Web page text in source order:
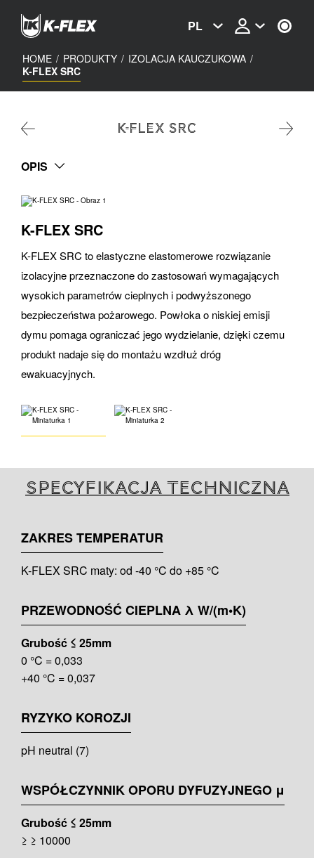
content
PL
HOME / PRODUKTY / IZOLACJA KAUCZUKOWA /
K-FLEX SRC
K-FLEX SRC
OPIS
K-FLEX SRC
K-FLEX SRC to elastyczne elastomerowe rozwiązanie
izolacyjne przeznaczone do zastosowań wymagających
wysokich parametrów cieplnych i podwyższonego
bezpieczeństwa pożarowego. Powłoka o niskiej emisji
dymu pomaga ograniczać jego wydzielanie, dzięki czemu
produkt nadaje się do montażu wzdłuż dróg
ewakuacyjnych.
Specyfikacja techniczna
ZAKRES TEMPERATUR
K-FLEX SRC maty: od -40 °C do +85 °C
PRZEWODNOŚĆ CIEPLNA λ W/(m•K)
Grubość ≤ 25mm
0 °C = 0,033
+40 °C = 0,037
RYZYKO KOROZJI
pH neutral (7)
WSPÓŁCZYNNIK OPORU DYFUZYJNEGO μ
Grubość ≤ 25mm
≥ ≥ 10000